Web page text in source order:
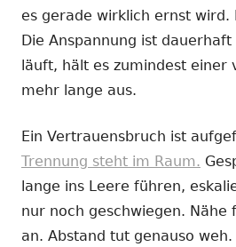
es gerade wirklich ernst wird.
Die Anspannung ist
läuft, hält es zumindest einer
mehr lange aus.
Ein Vertrauensbruch ist
Trennung steht im Raum.
lange ins Leere führen,
nur noch geschwiegen. Nähe
an. Abstand tut genauso weh.